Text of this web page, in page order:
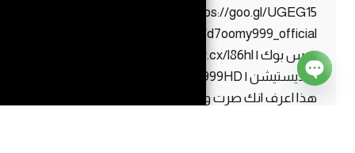
https://www.instagram.com/d7oomy999_official
هذا اعرف انك صرت واحد من #الاساطير 😛
Open